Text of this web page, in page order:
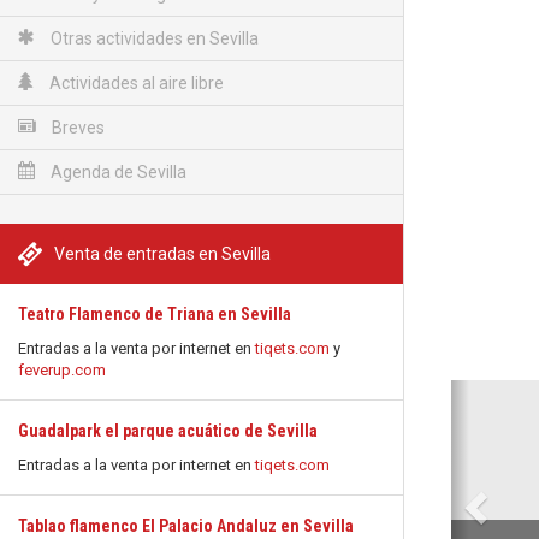
Otras actividades en Sevilla
Actividades al aire libre
Breves
Agenda de Sevilla
Venta de entradas en Sevilla
Teatro Flamenco de Triana en Sevilla
Entradas a la venta por internet entiqets.com y
feverup.com
Guadalpark el parque acuático de Sevilla
Entradas a la venta por internet entiqets.com
Tablao flamenco El Palacio Andaluz en Sevilla